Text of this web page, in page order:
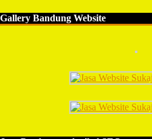
Gallery Bandung Website